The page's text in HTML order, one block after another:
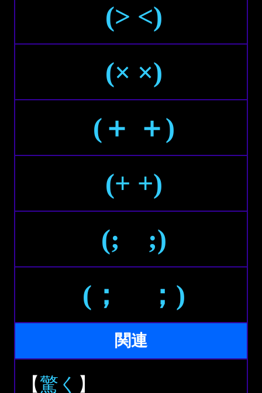
(> <)
(× ×)
(＋ ＋)
(+ +)
(; ;)
(； ；)
関連
【驚く 】